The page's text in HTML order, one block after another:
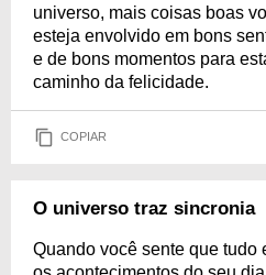
universo, mais coisas boas
esteja envolvido em bons
e de bons momentos para
caminho da felicidade.
COPIAR
O universo traz sincronia
Quando você sente que tudo